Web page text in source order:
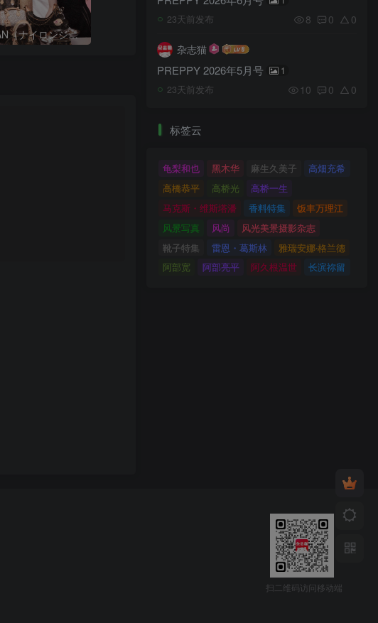
NYLON JAPAN（ナイロンジャパン）2026年9月号
23天前发布 8 0 0
杂志猫
PREPPY 2026年5月号 1
23天前发布 10 0 0
标签云
龟梨和也 黑木华 麻生久美子
高畑充希
高橋恭平
高桥光
高桥一生
马克斯・维斯塔潘
香料特集
饭丰万理江
风景写真
风尚
风光美景摄影杂志
靴子特集
雷恩・葛斯林
雅瑞安娜‧格兰德
阿部宽
阿部亮平 阿久根温世 长滨祢留
扫二维码访问移动端